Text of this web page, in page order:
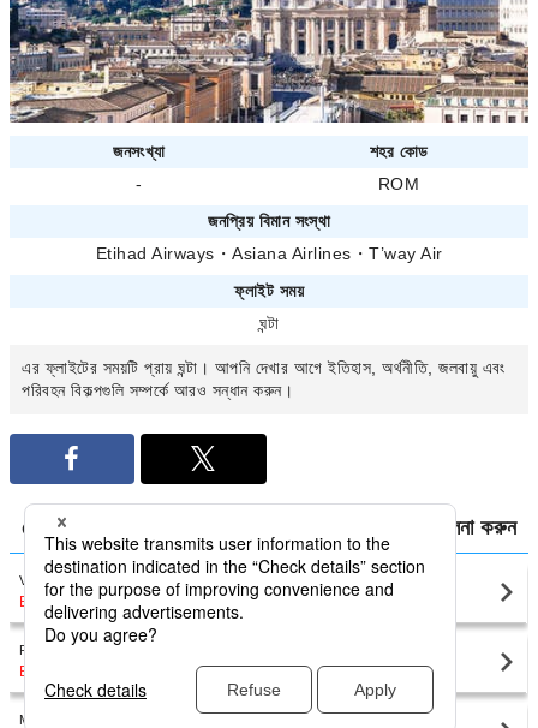
জনসংখ্যা
শহর কোড
-
ROM
জনপ্রিয় বিমান সংস্থা
Etihad Airways ・ Asiana Airlines ・ T’way Air
ফ্লাইট সময়
ঘন্টা
এর ফ্লাইটের সময়টি প্রায় ঘন্টা। আপনি দেখার আগে ইতিহাস, অর্থনীতি, জলবায়ু এবং
পরিবহন বিকল্পগুলি সম্পর্কে আরও সন্ধান করুন।
থেকেএর মধ্যে ঘরোয়া ফ্লাইটগুলির জন্য এয়ারফেয়ারগুলির তুলনা করুন
Venice Rome(FCO)
BDT15,776〜
Firenze (Italy)
BDT18,686
Milan (Italy)